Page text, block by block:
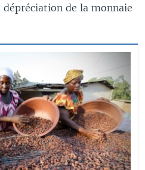
de la monnaie